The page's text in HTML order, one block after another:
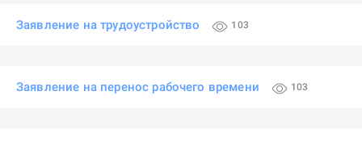
Заявление на трудоустройство 103
Заявление на перенос рабочего времени 103